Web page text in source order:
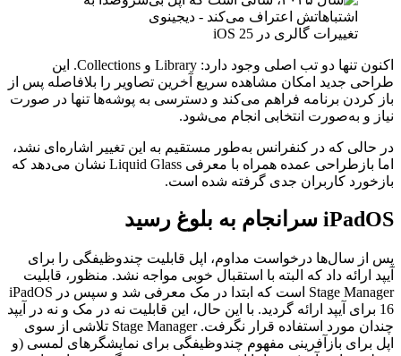
تغییرات گالری در iOS 25
اکنون تنها دو تب اصلی وجود دارد: Library و Collections. این
طراحی جدید امکان مشاهده سریع آخرین تصاویر را بلافاصله پس از
باز کردن برنامه فراهم می‌کند و دسترسی به پوشه‌ها تنها در صورت
نیاز و به‌صورت انتخابی انجام می‌شود.
در حالی که در کنفرانس به‌طور مستقیم به این تغییر اشاره‌ای نشد،
اما بازطراحی عمده همراه با معرفی Liquid Glass نشان می‌دهد که
بازخورد کاربران جدی گرفته شده است.
iPadOS سرانجام به بلوغ رسید
پس از سال‌ها درخواست مداوم، اپل قابلیت چندوظیفگی را برای
آیپد ارائه داد که البته با استقبال خوبی مواجه نشد. منظور، قابلیت
Stage Manager است که ابتدا در مک معرفی شد و سپس در iPadOS
16 برای آیپد ارائه گردید. با این حال، این قابلیت نه در مک و نه در آیپد
چندان مورد استفاده قرار نگرفت. Stage Manager تلاشی از سوی
اپل برای بازآفرینی مفهوم چندوظیفگی برای نمایشگرهای لمسی (و